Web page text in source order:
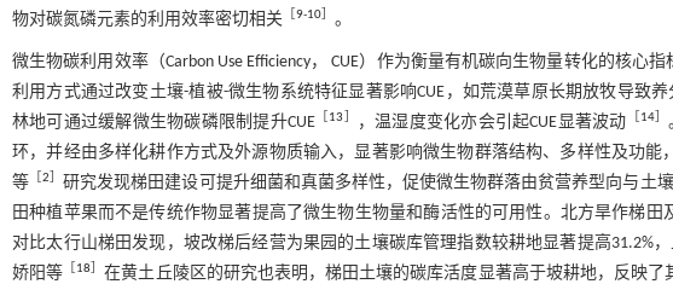
物对碳氮磷元素的利用效率密切相关
9-10 。
微生物碳利用效率（Carbon Use Efficiency， CUE）作为衡量有机碳向生物量转化的核心
利用方式通过改变土壤-植被-微生物系统特征显著影响CUE，如荒漠草原长期放牧导致养
林地可通过缓解微生物碳磷限制提升CUE［ 13 ，温湿度变化亦会引起CUE显著波动 14］
环，并经由多样化耕作方式及外源物质输入，显著影响微生物群落结构、多样性及功能
等 ［2 ］研究发现梯田建设可提升细菌和真菌多样性，促使微生物群落由贫营养型向与土
田种植苹果而不是传统作物显著提高了微生物生物量和酶活性的可用性。北方旱作梯
对比太行山梯田发现，坡改梯后经营为果园的土壤碳库管理指数较耕地显著提高31.2%
娇阳等
18 ］在黄土丘陵区的研究也表明，梯田土壤的碳库活度显著高于坡耕地，反映了